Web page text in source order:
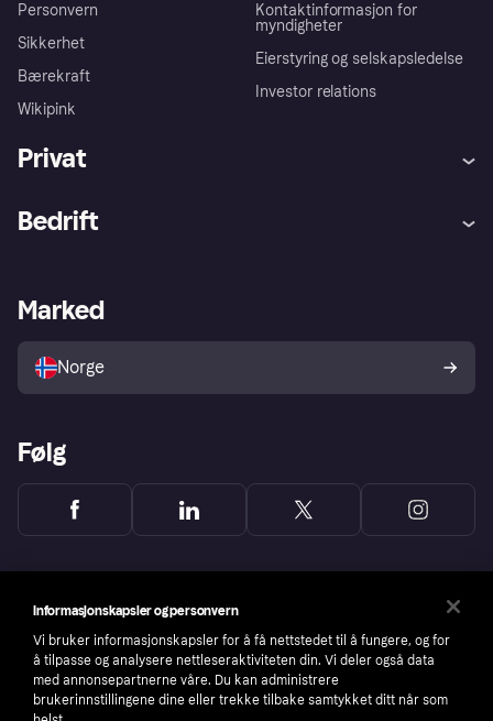
Personvern
Sikkerhet
Bærekraft
Wikipink
Kontaktinformasjon for
myndigheter
Eierstyring og selskapsledelse
Investor relations
Privat
Utforsk butikker
Bedrift
Merchant portal
Marked
Norge
Følg
Informasjonskapsler og personvern
Vi bruker informasjonskapsler for å få nettstedet til å fungere, og for
å tilpasse og analysere nettleseraktiviteten din. Vi deler også data
med annonsepartnerne våre. Du kan administrere
brukerinnstillingene dine eller trekke tilbake samtykket ditt når som